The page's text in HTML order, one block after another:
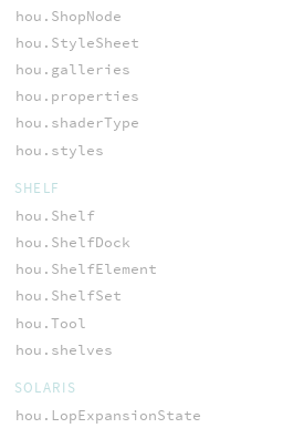
hou.ShopNode
hou.StyleSheet
hou.galleries
hou.properties
hou.shaderType
hou.styles
SHELF
hou.Shelf
hou.ShelfDock
hou.ShelfElement
hou.ShelfSet
hou.Tool
hou.shelves
SOLARIS
hou.LopExpansionState